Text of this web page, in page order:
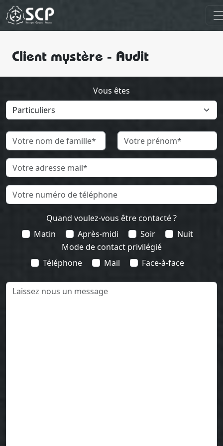
Client mystère - Audit
Vous êtes
Quand voulez-vous être contacté ?
Matin
Après-midi Soir
Nuit
Mode de contact privilégié
Téléphone
Mail Face-à-face